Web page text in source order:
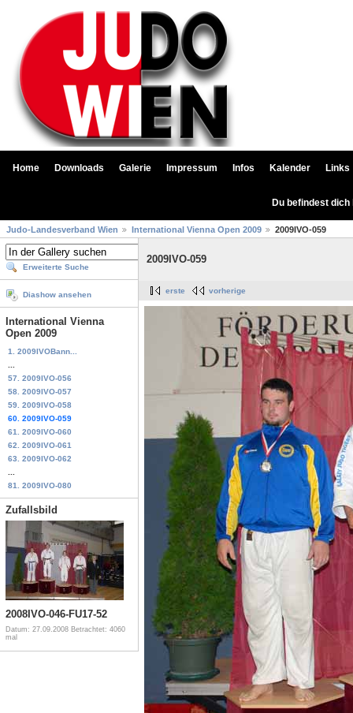
Home Downloads Galerie Impressum Infos Kalender Links
Du befindest
Judo-Landesverband Wien International Vienna Open 2009 2009IVO-059
Erweiterte Suche
Diashow ansehen
International Vienna
Open 2009
1. 2009IVOBann...
57. 2009IVO-056
58. 2009IVO-057
59. 2009IVO-058
60. 2009IVO-059
61. 2009IVO-060
62. 2009IVO-061
63. 2009IVO-062
81. 2009IVO-080
Zufallsbild
2008IVO-046-FU17-52
Datum: 27.09.2008 Betrachtet: 4060
mal
2009IVO-059
erste vorherige